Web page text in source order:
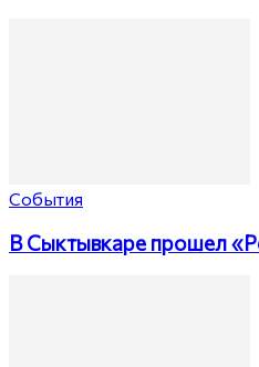
События
В Сыктывкаре прошел